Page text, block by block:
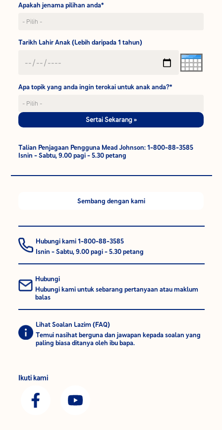
Apakah jenama pilihan anda*
Tarikh Lahir Anak (Lebih daripada 1 tahun)
Apa topik yang anda ingin terokai untuk anak anda?*
Sertai Sekarang »
Talian Penjagaan Pengguna Mead Johnson: 1-800-88-3585
Isnin - Sabtu, 9.00 pagi - 5.30 petang
Sembang dengan kami
Hubungi kami 1-800-88-3585
Isnin - Sabtu, 9.00 pagi - 5.30 petang
Hubungi
Hubungi kami untuk sebarang pertanyaan atau maklum
balas
Lihat Soalan Lazim (FAQ)
Temui nasihat berguna dan jawapan kepada soalan yang
paling biasa ditanya oleh ibu bapa.
Ikuti kami